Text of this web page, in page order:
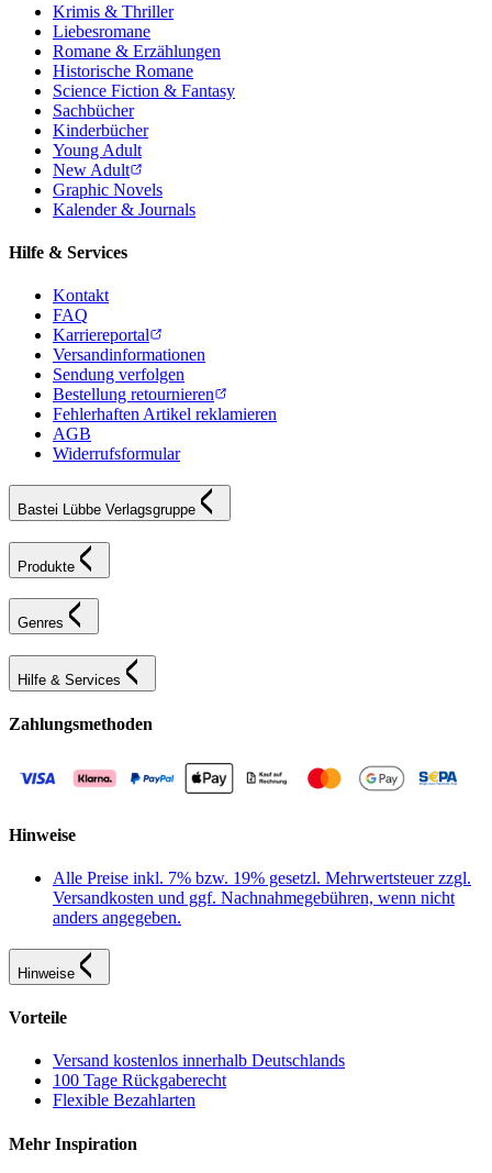
Krimis & Thriller
Liebesromane
Romane & Erzählungen
Historische Romane
Science Fiction & Fantasy
Sachbücher
Kinderbücher
Young Adult
New Adult
Graphic Novels
Kalender & Journals
Hilfe & Services
Kontakt
FAQ
Karriereportal
Versandinformationen
Sendung verfolgen
Bestellung retournieren
Fehlerhaften Artikel reklamieren
AGB
Widerrufsformular
Bastei Lübbe Verlagsgruppe
Produkte
Genres
Hilfe & Services
Zahlungsmethoden
Hinweise
Alle Preise inkl. 7% bzw. 19% gesetzl. Mehrwertsteuer zzgl.
Versandkosten und ggf. Nachnahmegebühren, wenn nicht
anders angegeben.
Hinweise
Vorteile
Versand kostenlos innerhalb Deutschlands
100 Tage Rückgaberecht
Flexible Bezahlarten
Mehr Inspiration